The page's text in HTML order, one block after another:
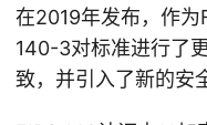
在2019年发布，作
140-3对标准进行了
致，并引入了新的安